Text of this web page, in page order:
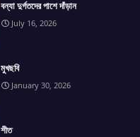
বন্যা দুর্গতদের পাশে দাঁড়ান
July 16, 2026
মুখছবি
January 30, 2026
শীত